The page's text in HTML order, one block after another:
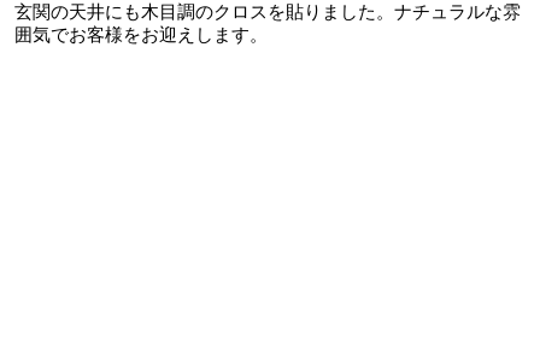
玄関の天井にも木目調のクロスを貼りました。ナチュラルな雰
囲気でお客様をお迎えします。